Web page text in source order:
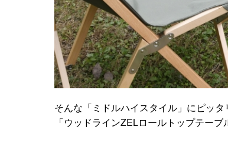
そんな「ミドルハイスタイル」にピッ
「ウッドラインZELロールトップテー